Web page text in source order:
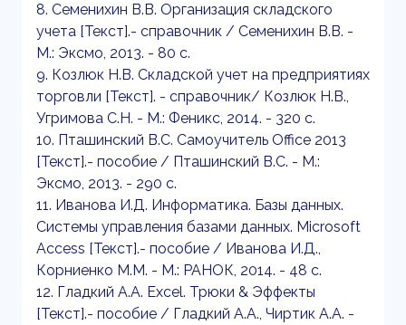
8. Семенихин В.В. Организация складского
учета [Текст].- справочник / Семенихин В.В. -
М.: Эксмо, 2013. - 80 с.
9. Козлюк Н.В. Складской учет на предприятиях
торговли [Текст]. - справочник/ Козлюк Н.В.,
Угримова С.Н. - М.: Феникс, 2014. - 320 с.
10. Пташинский В.С. Самоучитель Office 2013
[Текст].- пособие / Пташинский В.С. - М.:
Эксмо, 2013. - 290 с.
11. Иванова И.Д. Информатика. Базы данных.
Системы управления базами данных. Microsoft
Access [Текст].- пособие / Иванова И.Д.,
Корниенко М.М. - М.: РАНОК, 2014. - 48 с.
12. Гладкий А.А. Excel. Трюки & Эффекты
[Текст].- пособие / Гладкий А.А., Чиртик А.А. -